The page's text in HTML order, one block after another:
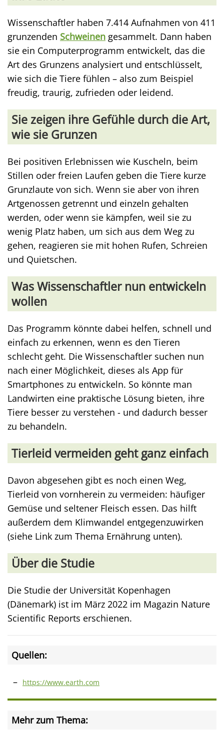
Wissenschaftler haben 7.414 Aufnahmen von 411
grunzenden Schweinen gesammelt. Dann haben
sie ein Computerprogramm entwickelt, das die
Art des Grunzens analysiert und entschlüsselt,
wie sich die Tiere fühlen – also zum Beispiel
freudig, traurig, zufrieden oder leidend.
Sie zeigen ihre Gefühle durch die Art,
wie sie Grunzen
Bei positiven Erlebnissen wie Kuscheln, beim
Stillen oder freien Laufen geben die Tiere kurze
Grunzlaute von sich. Wenn sie aber von ihren
Artgenossen getrennt und einzeln gehalten
werden, oder wenn sie kämpfen, weil sie zu
wenig Platz haben, um sich aus dem Weg zu
gehen, reagieren sie mit hohen Rufen, Schreien
und Quietschen.
Was Wissenschaftler nun entwickeln
wollen
Das Programm könnte dabei helfen, schnell und
einfach zu erkennen, wenn es den Tieren
schlecht geht. Die Wissenschaftler suchen nun
nach einer Möglichkeit, dieses als App für
Smartphones zu entwickeln. So könnte man
Landwirten eine praktische Lösung bieten, ihre
Tiere besser zu verstehen - und dadurch besser
zu behandeln.
Tierleid vermeiden geht ganz einfach
Davon abgesehen gibt es noch einen Weg,
Tierleid von vornherein zu vermeiden: häufiger
Gemüse und seltener Fleisch essen. Das hilft
außerdem dem Klimwandel entgegenzuwirken
(siehe Link zum Thema Ernährung unten).
Über die Studie
Die Studie der Universität Kopenhagen
(Dänemark) ist im März 2022 im Magazin Nature
Scientific Reports erschienen.
Quellen:
https://www.earth.com
Mehr zum Thema: